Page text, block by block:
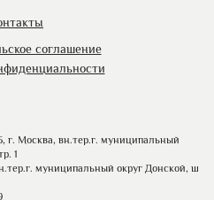
соглашение
г. Москва, вн.тер.г. муниципальный
1
муниципальный округ Донской, ш